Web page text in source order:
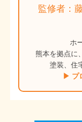
監修者：
ホ
熊本を拠点に
塗装、住
▶ プ